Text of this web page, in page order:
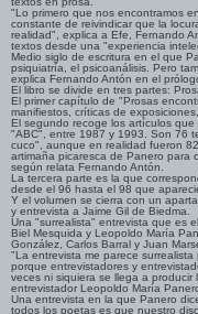
"Lo primero que nos encontramos
constante de reivindicar que la
realidad", explica a Efe, Fernando
textos desde una "experiencia
Medio siglo de escritura en el que
psiquiatría, el psicoanálisis. Pero
explica Fernando Antón en el
El libro se divide en tres partes:
El primer capítulo de "Prosas
manifiestos, críticas de
El segundo recoge los artículos
"ABC", entre 1987 y 1993. Son 76
cuco", aunque en realidad fueron
artimaña picaresca de Panero para
según relata Fernando Antón.
La tercera parte es la que
desde el 96 hasta el 98 que
Y el volumen se cierra con un
y entrevista a Jaime Gil de Biedma.
Una "surrealista" entrevista que es
Biel Mesquida y Leopoldo María
González, Carlos Barral y Juan
"La entrevista me parece
porque entrevistadores y
veces ni siquiera se llega a
entrevistador Leopoldo María
Una entrevista en la que Panero
todos los poetas es que nuestro